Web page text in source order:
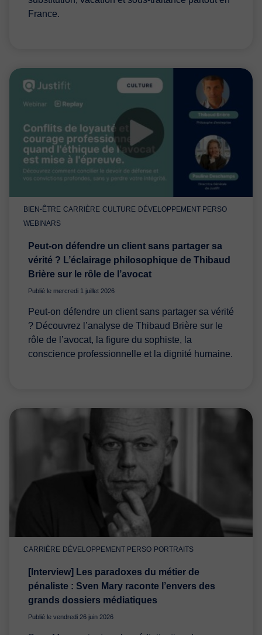
France.
BIEN-ÊTRE CARRIÈRE CULTURE DÉVELOPPEMENT PERSO
WEBINARS
Peut-on défendre un client sans partager sa
vérité ? L’éclairage philosophique de Thibaud
Brière sur le rôle de l’avocat
Publié le mercredi 1 juillet 2026
Peut-on défendre un client sans partager sa vérité
? Découvrez l’analyse de Thibaud Brière sur le
rôle de l’avocat, la figure du sophiste, la
conscience professionnelle et la dignité humaine.
CARRIÈRE DÉVELOPPEMENT PERSO PORTRAITS
[Interview] Les paradoxes du métier de
pénaliste : Sven Mary raconte l’envers des
grands dossiers médiatiques
Publié le vendredi 26 juin 2026